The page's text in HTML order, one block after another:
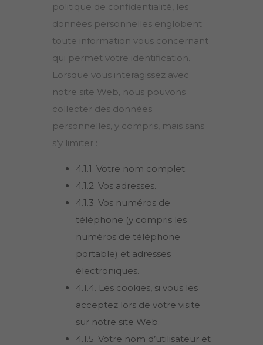
politique de confidentialité, les
données personnelles englobent
toute information vous concernant
qui permet votre identification.
Lorsque vous interagissez avec
notre site Web, nous pouvons
collecter des données
personnelles, y compris, mais sans
s’y limiter :
4.1.1. Votre nom complet.
4.1.2. Vos adresses.
4.1.3. Vos numéros de
téléphone (y compris les
numéros de téléphone
portable) et adresses
électroniques.
4.1.4. Les cookies, si vous les
acceptez lors de votre visite
sur notre site Web.
4.1.5. Votre nom d’utilisateur et